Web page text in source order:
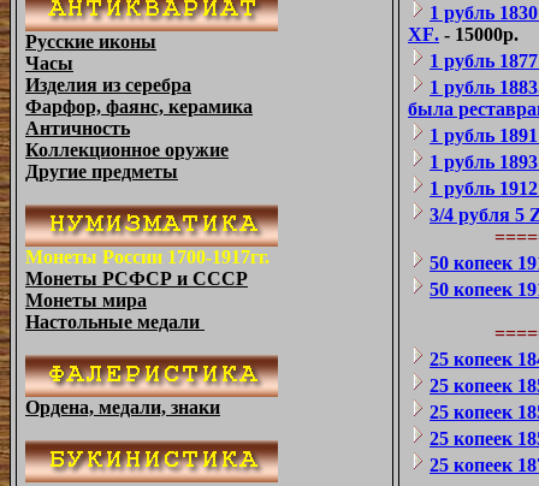
Русские иконы
Часы
Изделия из серебра
Фарфор, фаянс, керамика
Античность
Коллекционное оружие
Другие предметы
Монеты России 1700-1917гг.
Монеты РСФСР и СССР
Монеты мира
Настольные медали
Ордена, медали, знаки
1 рубль
XF. - 15000р.
1 рубль
1 рубль
была
1 рубль
1 рубль
1 рубль
3/4 рубля 5
50 копеек
50 копеек
25 копеек
25 копеек
25 копеек
25 копеек
25 копеек